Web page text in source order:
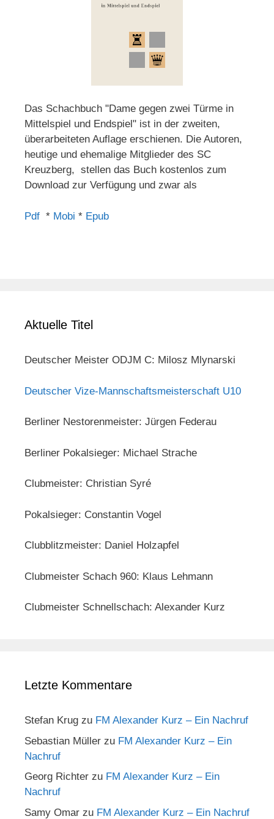
Das Schachbuch "Dame gegen zwei Türme in
Mittelspiel und Endspiel" ist in der zweiten,
überarbeiteten Auflage erschienen. Die Autoren,
heutige und ehemalige Mitglieder des SC
Kreuzberg, stellen das Buch kostenlos zum
Download zur Verfügung und zwar als
Pdf * Mobi * Epub
Aktuelle Titel
Deutscher Meister ODJM C: Milosz Mlynarski
Deutscher Vize-Mannschaftsmeisterschaft U10
Berliner Nestorenmeister: Jürgen Federau
Berliner Pokalsieger: Michael Strache
Clubmeister: Christian Syré
Pokalsieger: Constantin Vogel
Clubblitzmeister: Daniel Holzapfel
Clubmeister Schach 960: Klaus Lehmann
Clubmeister Schnellschach: Alexander Kurz
Letzte Kommentare
Stefan Krug zu FM Alexander Kurz – Ein Nachruf
Sebastian Müller zu FM Alexander Kurz – Ein
Nachruf
Georg Richter zu FM Alexander Kurz – Ein
Nachruf
Samy Omar zu FM Alexander Kurz – Ein Nachruf